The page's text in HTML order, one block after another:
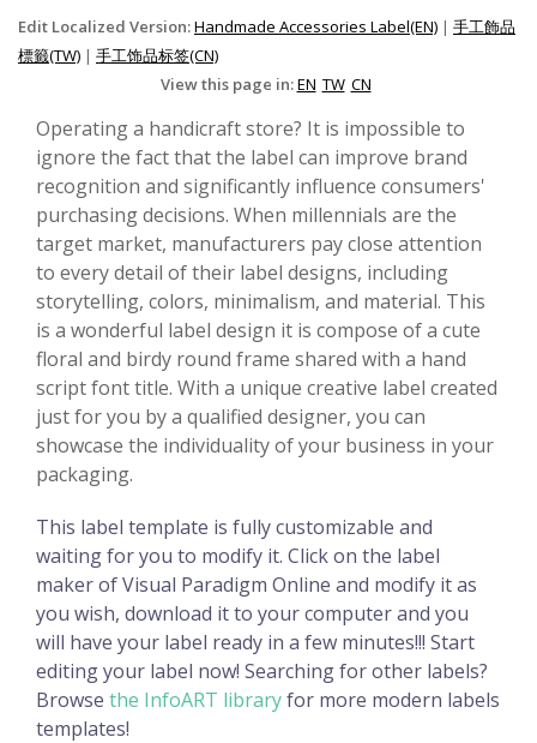
Edit Localized Version:Handmade Accessories Label(EN) | 手工飾品
標籤(TW) | 手工饰品标签(CN)
View this page in:EN TW CN
Operating a handicraft store? It is impossible to
ignore the fact that the label can improve brand
recognition and significantly influence consumers'
purchasing decisions. When millennials are the
target market, manufacturers pay close attention
to every detail of their label designs, including
storytelling, colors, minimalism, and material. This
is a wonderful label design it is compose of a cute
floral and birdy round frame shared with a hand
script font title. With a unique creative label created
just for you by a qualified designer, you can
showcase the individuality of your business in your
packaging.
This label template is fully customizable and
waiting for you to modify it. Click on the label
maker of Visual Paradigm Online and modify it as
you wish, download it to your computer and you
will have your label ready in a few minutes!!! Start
editing your label now! Searching for other labels?
Browse the InfoART libraryfor more modern labels
templates!